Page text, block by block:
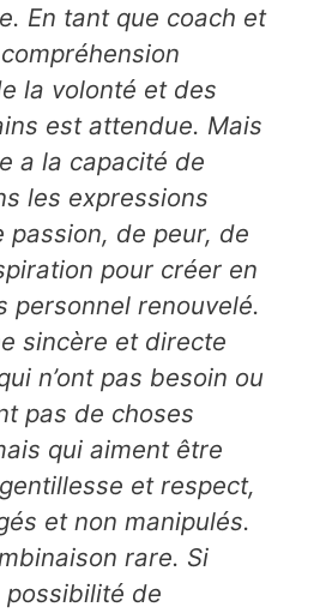
En tant que coach et
la volonté et des
est attendue. Mais
a la capacité de
les expressions
passion, de peur, de
pour créer en
personnel renouvelé.
sincère et directe
n’ont pas besoin ou
pas de choses
qui aiment être
et respect,
et non manipulés.
rare. Si
possibilité de